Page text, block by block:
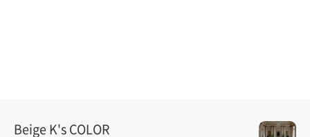
Beige K's COLOR